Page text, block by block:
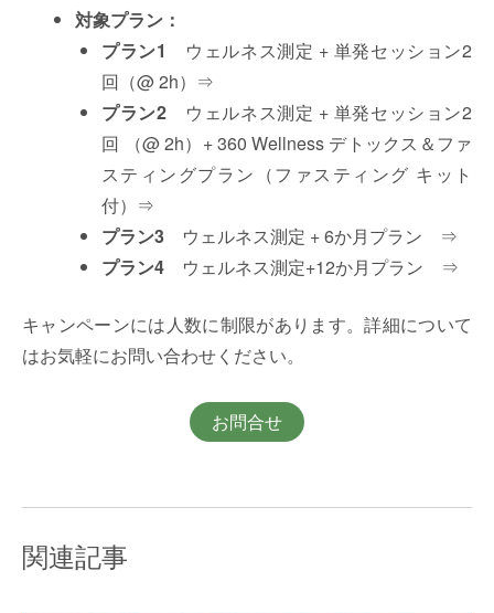
対象プラン：
プラン1
ウェルネス測定 + 単発セッション2
回（@ 2h）⇒
プラン2ウェルネス測定 + 単発セッション2
回 （@ 2h）+ 360 Wellness デトックス＆ファ
スティングプラン（ファスティング キット
付）⇒
プラン3 ウェルネス測定 + 6か月プラン ⇒
プラン4 ウェルネス測定+12か月プラン ⇒
キャンペーンには人数に制限があります。詳細について
はお気軽にお問い合わせください。
お問合せ
関連記事